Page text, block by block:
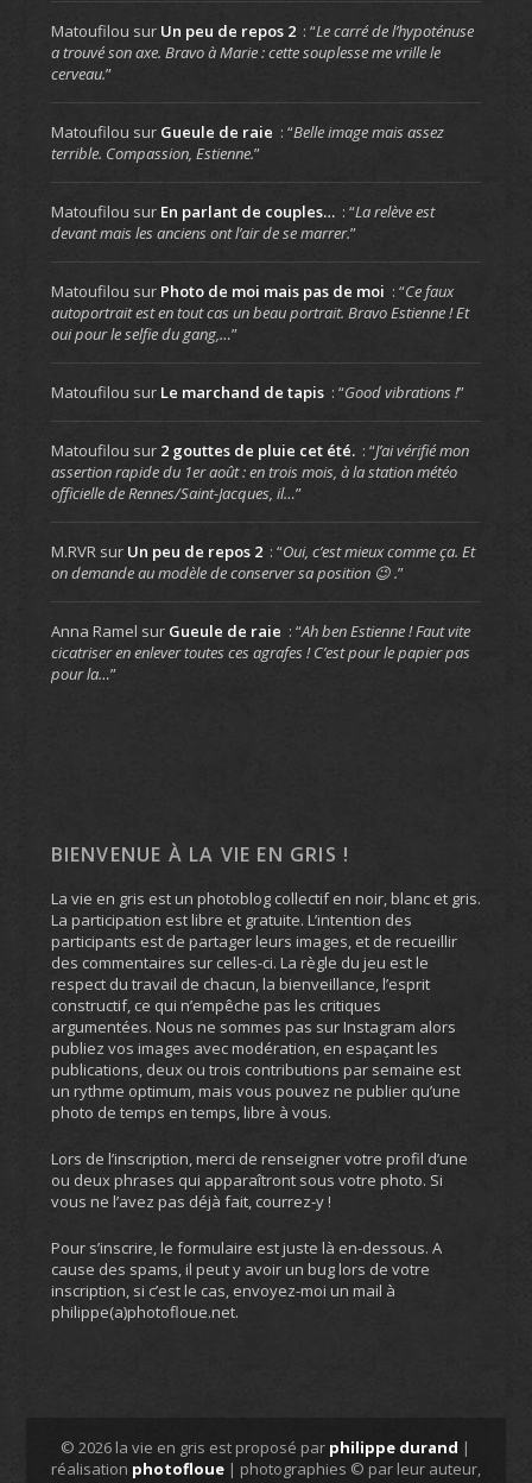
Matoufilou sur Un peu de repos 2 : “Le carré de l’hypoténuse
a trouvé son axe. Bravo à Marie : cette souplesse me vrille le
cerveau.”
Matoufilou sur Gueule de raie : “Belle image mais assez
terrible. Compassion, Estienne.”
Matoufilou sur En parlant de couples… : “La relève est
devant mais les anciens ont l’air de se marrer.”
Matoufilou sur Photo de moi mais pas de moi : “Ce faux
autoportrait est en tout cas un beau portrait. Bravo Estienne ! Et
oui pour le selfie du gang,…”
Matoufilou sur Le marchand de tapis : “Good vibrations !”
Matoufilou sur 2 gouttes de pluie cet été. : “J’ai vérifié mon
assertion rapide du 1er août : en trois mois, à la station météo
officielle de Rennes/Saint-Jacques, il…”
M.RVRsur Un peu de repos 2 : “Oui, c’est mieux comme ça. Et
on demande au modèle de conserver sa position 😉 .”
Anna Ramel sur Gueule de raie : “Ah ben Estienne ! Faut vite
cicatriser en enlever toutes ces agrafes ! C’est pour le papier pas
pour la…”
BIENVENUE À LA VIE EN GRIS !
La vie en gris est un photoblog collectif en noir, blanc et gris.
La participation est libre et gratuite. L’intention des
participants est de partager leurs images, et de recueillir
des commentaires sur celles-ci. La règle du jeu est le
respect du travail de chacun, la bienveillance, l’esprit
constructif, ce qui n’empêche pas les critiques
argumentées. Nous ne sommes pas sur Instagram alors
publiez vos images avec modération, en espaçant les
publications, deux ou trois contributions par semaine est
un rythme optimum, mais vous pouvez ne publier qu’une
photo de temps en temps, libre à vous.
Lors de l’inscription, merci de renseigner votre profil d’une
ou deux phrases qui apparaîtront sous votre photo. Si
vous ne l’avez pas déjà fait, courrez-y !
Pour s’inscrire, le formulaire est juste là en-dessous. A
cause des spams, il peut y avoir un bug lors de votre
inscription, si c’est le cas, envoyez-moi un mail à
philippe(a)photofloue.net.
© 2026 la vie en gris est proposé par philippe durand |
réalisation photofloue| photographies © par leur auteur,